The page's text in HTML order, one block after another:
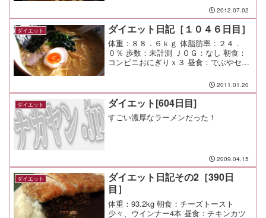
なし 間食：ビスケット メモ：夜ジョグ後
の体重92.6kg 21.5...
2012.07.02
ダイエット ダイエット日記［１０４６日目］
体重：８８．６ｋｇ 体脂肪率：２４．
０％ 歩数：未計測 ＪＯＧ：なし 朝食：
コンビニおにぎりｘ３ 昼食：でぶやセッ
シロー 間食： メモ：今日はパパがお迎
え。
2011.01.20
ダイエット ダイエット[604日目]
すごい濃厚なラーメンだった！
2009.04.15
ダイエット
ダイエット日記その2［390日
目］
体重：93.2kg 朝食：チーズトースト
少々、ウインナー4本 昼食：チキンカツ